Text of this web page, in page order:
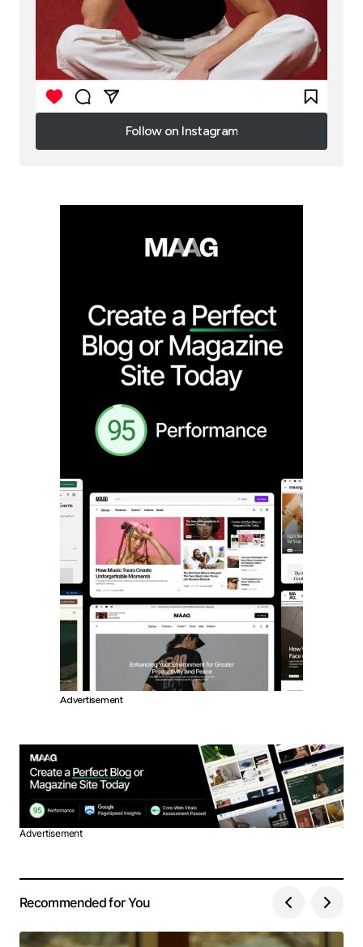
Follow on Instagram
Follow on Instagram
Advertisement
Advertisement
Recommended for You